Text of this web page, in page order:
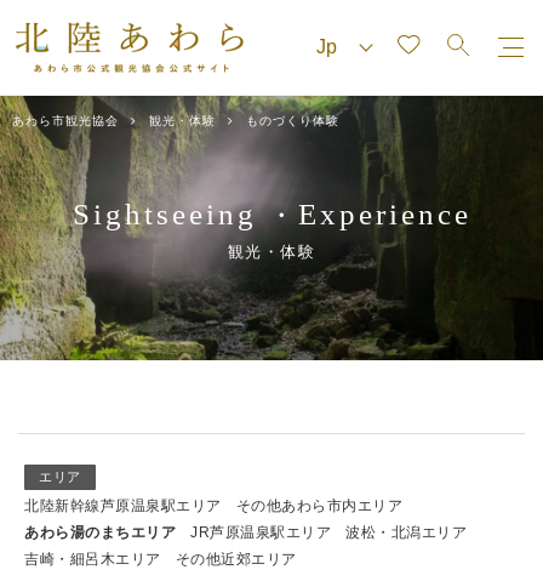
あわら市観光協会 観光・体験 ものづくり体験
Sightseeing・ Experience
観光・体験
エリア
北陸新幹線芦原温泉駅エリア
その他あわら市内エリア
あわら湯のまちエリア
JR芦原温泉駅エリア
波松・北潟エリア
吉崎・細呂木エリア
その他近郊エリア